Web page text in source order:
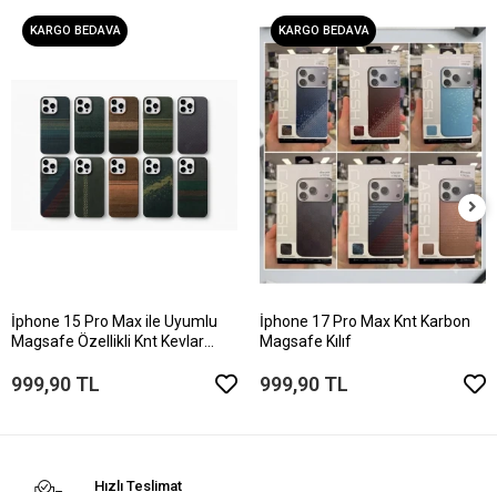
KARGO BEDAVA
İphone 15 Pro Max ile Uyumlu
Magsafe Özellikli Knt Kevlar
999,90 TL
KARGO BEDAVA
İphone 17 Pro Max Knt Karbon
Magsafe Kılıf
999,90 TL
Hızlı Teslimat